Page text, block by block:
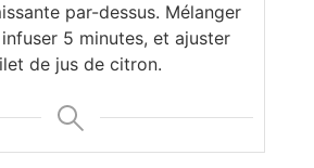
par-dessus. Mélanger
5 minutes, et ajuster
de jus de citron.